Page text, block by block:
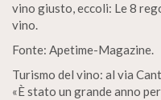
vino giusto, eccoli: Le 8
vino.
Fonte: Apetime-Magazine.
Turismo del vino: al via
«È stato un grande anno